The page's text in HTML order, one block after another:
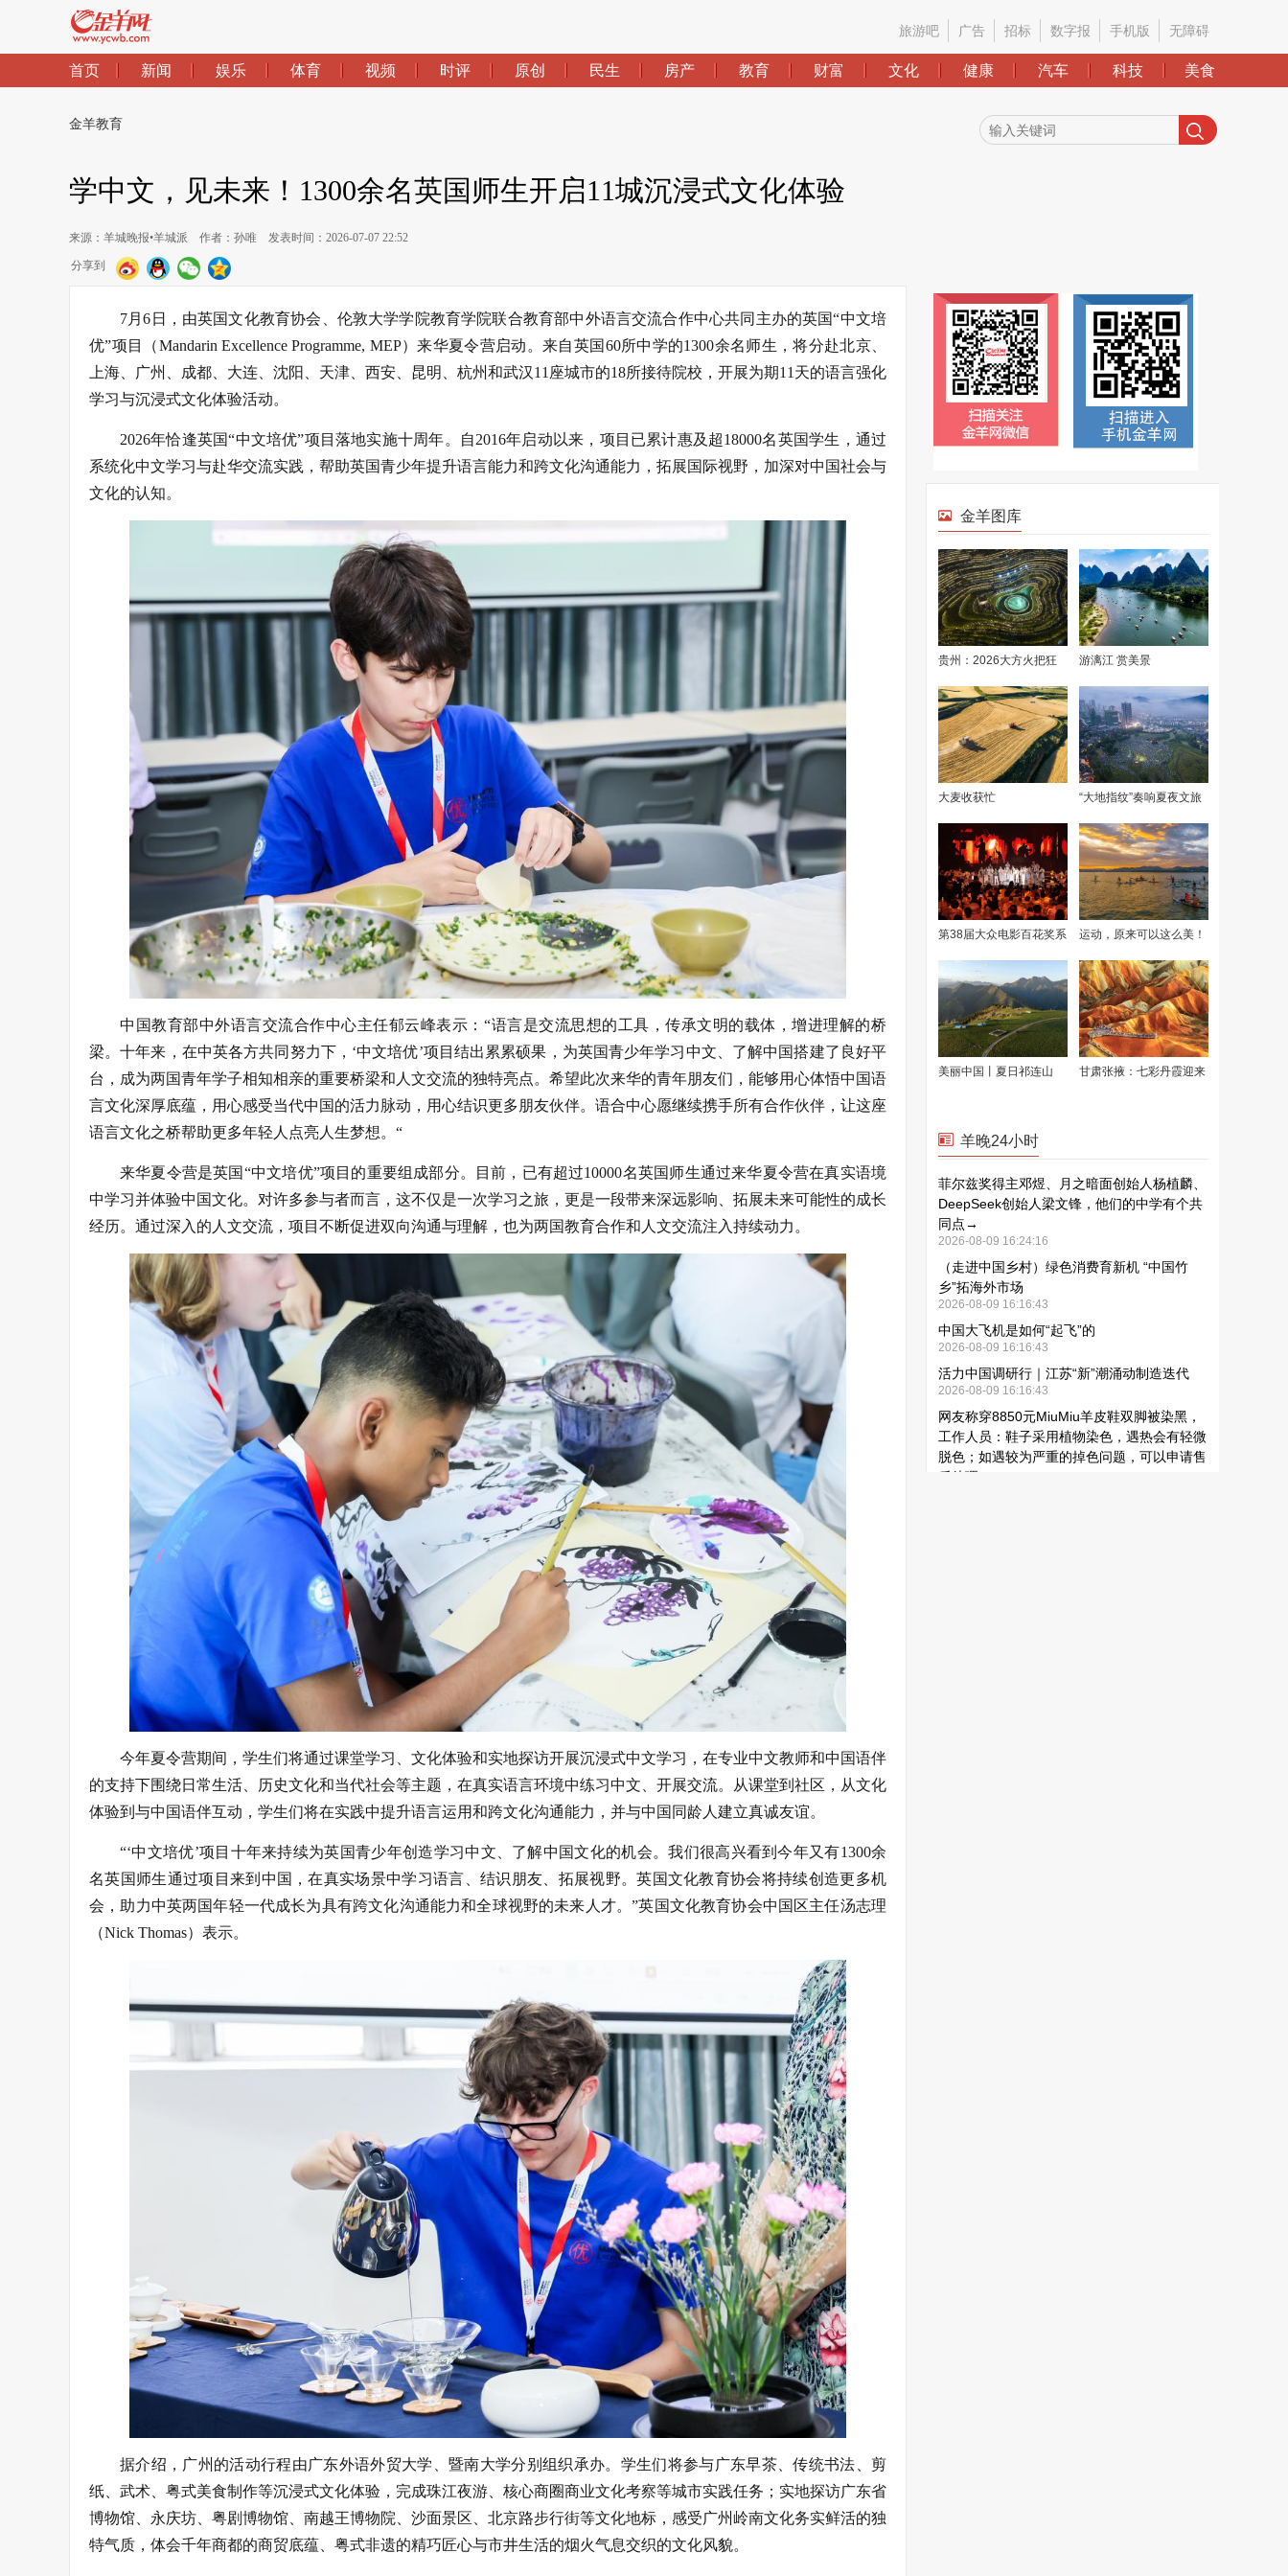
旅游吧 广告 招标 数字报 手机版 无障碍
首页 新闻 娱乐 体育 视频 时评 原创 民生 房产 教育 财富 文化 健康 汽车 科技 美食
金羊教育
学中文，见未来！1300余名英国师生开启11城沉浸式文化体验
来源：羊城晚报•羊城派 作者：孙唯 发表时间：2026-07-07 22:52
分享到
7月6日，由英国文化教育协会、伦敦大学学院教育学院联合教育部中外语言交流合作中心共同主办的英国“中文培
优”项目（Mandarin Excellence Programme, MEP）来华夏令营启动。来自英国60所中学的1300余名师生，将分赴北京、
上海、广州、成都、大连、沈阳、天津、西安、昆明、杭州和武汉11座城市的18所接待院校，开展为期11天的语言强化
学习与沉浸式文化体验活动。
2026年恰逢英国“中文培优”项目落地实施十周年。自2016年启动以来，项目已累计惠及超18000名英国学生，通过
系统化中文学习与赴华交流实践，帮助英国青少年提升语言能力和跨文化沟通能力，拓展国际视野，加深对中国社会与
文化的认知。
中国教育部中外语言交流合作中心主任郁云峰表示：“语言是交流思想的工具，传承文明的载体，增进理解的桥
梁。十年来，在中英各方共同努力下，‘中文培优’项目结出累累硕果，为英国青少年学习中文、了解中国搭建了良好平
台，成为两国青年学子相知相亲的重要桥梁和人文交流的独特亮点。希望此次来华的青年朋友们，能够用心体悟中国语
言文化深厚底蕴，用心感受当代中国的活力脉动，用心结识更多朋友伙伴。语合中心愿继续携手所有合作伙伴，让这座
语言文化之桥帮助更多年轻人点亮人生梦想。“
来华夏令营是英国“中文培优”项目的重要组成部分。目前，已有超过10000名英国师生通过来华夏令营在真实语境
中学习并体验中国文化。对许多参与者而言，这不仅是一次学习之旅，更是一段带来深远影响、拓展未来可能性的成长
经历。通过深入的人文交流，项目不断促进双向沟通与理解，也为两国教育合作和人文交流注入持续动力。
今年夏令营期间，学生们将通过课堂学习、文化体验和实地探访开展沉浸式中文学习，在专业中文教师和中国语伴
的支持下围绕日常生活、历史文化和当代社会等主题，在真实语言环境中练习中文、开展交流。从课堂到社区，从文化
体验到与中国语伴互动，学生们将在实践中提升语言运用和跨文化沟通能力，并与中国同龄人建立真诚友谊。
“‘中文培优’项目十年来持续为英国青少年创造学习中文、了解中国文化的机会。我们很高兴看到今年又有1300余
名英国师生通过项目来到中国，在真实场景中学习语言、结识朋友、拓展视野。英国文化教育协会将持续创造更多机
会，助力中英两国年轻一代成长为具有跨文化沟通能力和全球视野的未来人才。”英国文化教育协会中国区主任汤志理
（Nick Thomas）表示。
据介绍，广州的活动行程由广东外语外贸大学、暨南大学分别组织承办。学生们将参与广东早茶、传统书法、剪
纸、武术、粤式美食制作等沉浸式文化体验，完成珠江夜游、核心商圈商业文化考察等城市实践任务；实地探访广东省
博物馆、永庆坊、粤剧博物馆、南越王博物院、沙面景区、北京路步行街等文化地标，感受广州岭南文化务实鲜活的独
特气质，体会千年商都的商贸底蕴、粤式非遗的精巧匠心与市井生活的烟火气息交织的文化风貌。